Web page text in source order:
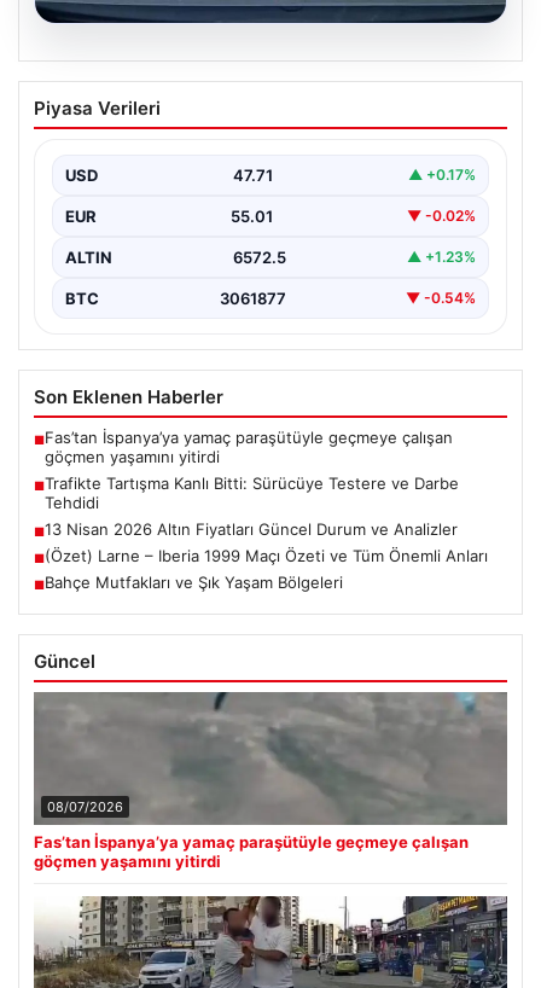
Trafikte Tartışma Kanlı Bitti: Sürücüye
Testere ve Darbe Tehdidi
bir tartışma, şiddet olayına dönüştü. Olay sırasında bir…
Piyasa Verileri
USD 47.71 ▲ +0.17%
EUR 55.01 ▼ -0.02%
ALTIN 6572.5 ▲ +1.23%
BTC 3061877 ▼ -0.54%
Son Eklenen Haberler
■Fas’tan İspanya’ya yamaç paraşütüyle geçmeye çalışan
göçmen yaşamını yitirdi
■Trafikte Tartışma Kanlı Bitti: Sürücüye Testere ve Darbe
Tehdidi
■13 Nisan 2026 Altın Fiyatları Güncel Durum ve Analizler
■(Özet) Larne – Iberia 1999 Maçı Özeti ve Tüm Önemli Anları
■Bahçe Mutfakları ve Şık Yaşam Bölgeleri
Güncel
08/07/2026
Fas’tan İspanya’ya yamaç paraşütüyle geçmeye çalışan
göçmen yaşamını yitirdi